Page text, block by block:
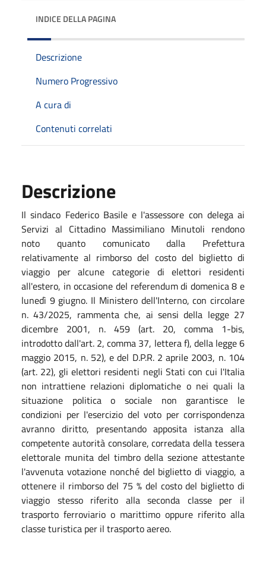
INDICE DELLA PAGINA
Descrizione
Numero Progressivo
A cura di
Contenuti correlati
Descrizione
Il sindaco Federico Basile e l'assessore con delega ai
Servizi al Cittadino Massimiliano Minutoli rendono
noto quanto comunicato dalla Prefettura
relativamente al rimborso del costo del biglietto di
viaggio per alcune categorie di elettori residenti
all'estero, in occasione del referendum di domenica 8 e
lunedì 9 giugno. Il Ministero dell'Interno, con circolare
n. 43/2025, rammenta che, ai sensi della legge 27
dicembre 2001, n. 459 (art. 20, comma 1-bis,
introdotto dall'art. 2, comma 37, lettera f), della legge 6
maggio 2015, n. 52), e del D.P.R. 2 aprile 2003, n. 104
(art. 22), gli elettori residenti negli Stati con cui l'Italia
non intrattiene relazioni diplomatiche o nei quali la
situazione politica o sociale non garantisce le
condizioni per l'esercizio del voto per corrispondenza
avranno diritto, presentando apposita istanza alla
competente autorità consolare, corredata della tessera
elettorale munita del timbro della sezione attestante
l'avvenuta votazione nonché del biglietto di viaggio, a
ottenere il rimborso del 75 % del costo del biglietto di
viaggio stesso riferito alla seconda classe per il
trasporto ferroviario o marittimo oppure riferito alla
classe turistica per il trasporto aereo.